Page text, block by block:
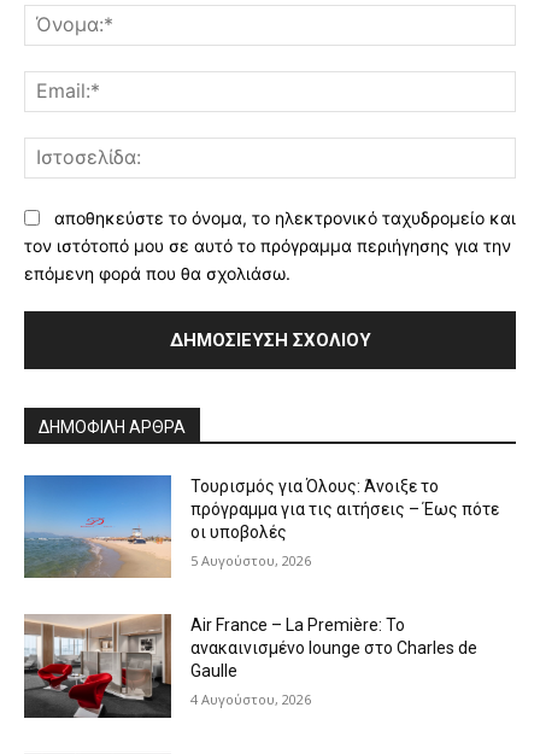
αποθηκεύστε το όνομα, το ηλεκτρονικό ταχυδρομείο και
τον ιστότοπό μου σε αυτό το πρόγραμμα περιήγησης για την
επόμενη φορά που θα σχολιάσω.
ΔΗΜΟΦΙΛΗ ΑΡΘΡΑ
Τουρισμός για Όλους: Άνοιξε το
πρόγραμμα για τις αιτήσεις – Έως πότε
οι υποβολές
5 Αυγούστου, 2026
Air France – La Première: Το
ανακαινισμένο lounge στο Charles de
Gaulle
4 Αυγούστου, 2026